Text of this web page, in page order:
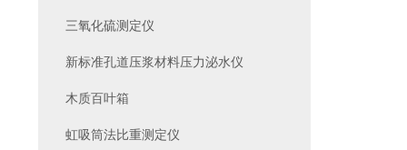
三氧化硫测定仪
新标准孔道压浆材料压力泌水仪
木质百叶箱
虹吸筒法比重测定仪